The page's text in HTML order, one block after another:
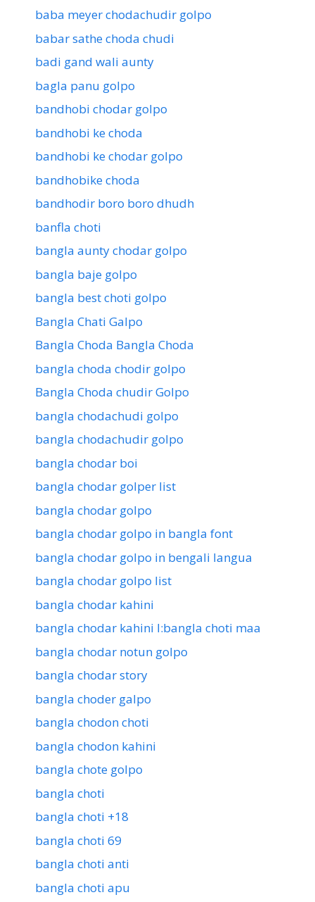
baba meyer chodachudir golpo
babar sathe choda chudi
badi gand wali aunty
bagla panu golpo
bandhobi chodar golpo
bandhobi ke choda
bandhobi ke chodar golpo
bandhobike choda
bandhodir boro boro dhudh
banfla choti
bangla aunty chodar golpo
bangla baje golpo
bangla best choti golpo
Bangla Chati Galpo
Bangla Choda Bangla Choda
bangla choda chodir golpo
Bangla Choda chudir Golpo
bangla chodachudi golpo
bangla chodachudir golpo
bangla chodar boi
bangla chodar golper list
bangla chodar golpo
bangla chodar golpo in bangla font
bangla chodar golpo in bengali langua
bangla chodar golpo list
bangla chodar kahini
bangla chodar kahini l:bangla choti maa
bangla chodar notun golpo
bangla chodar story
bangla choder galpo
bangla chodon choti
bangla chodon kahini
bangla chote golpo
bangla choti
bangla choti +18
bangla choti 69
bangla choti anti
bangla choti apu